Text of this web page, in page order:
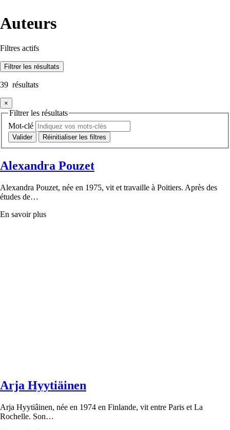
Auteurs
Filtres actifs
Filtrer les résultats
39 résultats
×
Filtrer les résultats
Mot-clé
Réinitialiser les filtres
Alexandra Pouzet
Alexandra Pouzet, née en 1975, vit et travaille à Poitiers. Après des
études de…
En savoir plus
Arja Hyytiäinen
Arja Hyytiâinen, née en 1974 en Finlande, vit entre Paris et La
Rochelle. Son…